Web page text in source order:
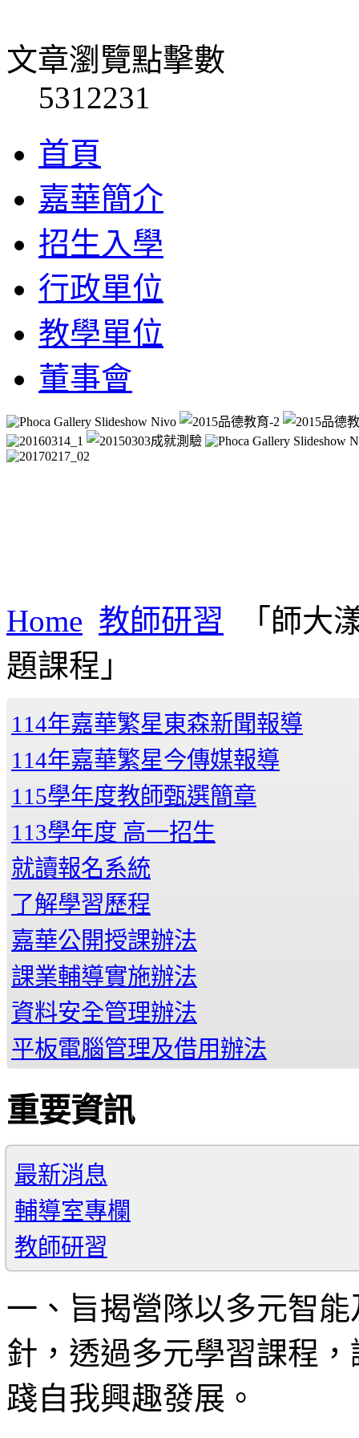
文章瀏覽點擊數
5312231
首頁
嘉華簡介
招生入學
行政單位
教學單位
董事會
Home 教師研習
「師大
題課程」
114年嘉華繁星東森新聞報導
114年嘉華繁星今傳媒報導
115學年度教師甄選簡章
113學年度 高一招生
就讀報名系統
了解學習歷程
嘉華公開授課辦法
課業輔導實施辦法
資料安全管理辦法
平板電腦管理及借用辦法
重要資訊
最新消息
輔導室專欄
教師研習
一、旨揭營隊以多元智
針，透過多元學習課程
踐自我興趣發展。